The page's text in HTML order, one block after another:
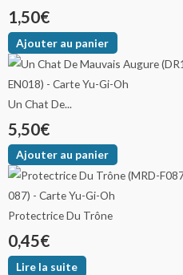
1,50€
Ajouter au panier
Un Chat De...
5,50€
Ajouter au panier
Protectrice Du Trône
0,45€
Lire la suite